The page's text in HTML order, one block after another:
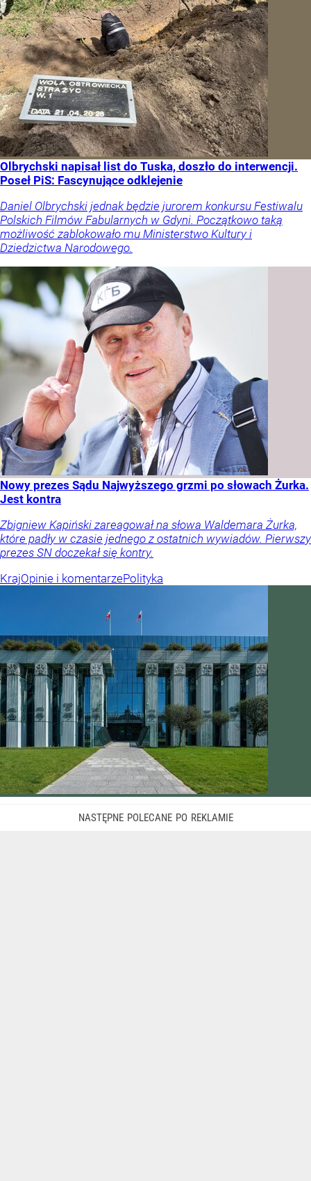
Olbrychski napisał list do Tuska, doszło do interwencji.
Poseł PiS: Fascynujące odklejenie
Daniel Olbrychski jednak będzie jurorem konkursu Festiwalu
Polskich Filmów Fabularnych w Gdyni. Początkowo taką
możliwość zablokowało mu Ministerstwo Kultury i
Dziedzictwa Narodowego.
Nowy prezes Sądu Najwyższego grzmi po słowach Żurka.
Jest kontra
Zbigniew Kapiński zareagował na słowa Waldemara Żurka,
które padły w czasie jednego z ostatnich wywiadów. Pierwszy
prezes SN doczekał się kontry.
KrajOpinie i komentarzePolityka